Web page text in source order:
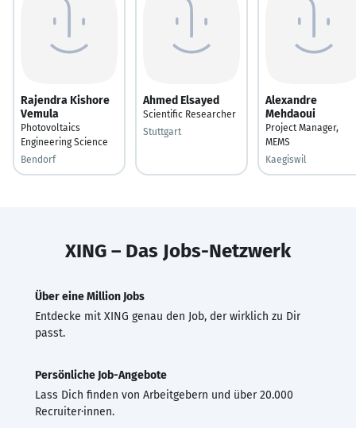
Rajendra Kishore
Vemula
Photovoltaics
Engineering Science
Bendorf
Ahmed Elsayed
Scientific Researcher
Stuttgart
Alexandre
Mehdaoui
Project Manager,
MEMS
Kaegiswil
XING – Das Jobs-Netzwerk
Über eine Million Jobs
Entdecke mit XING genau den Job, der wirklich zu Dir
passt.
Persönliche Job-Angebote
Lass Dich finden von Arbeitgebern und über 20.000
Recruiter·innen.